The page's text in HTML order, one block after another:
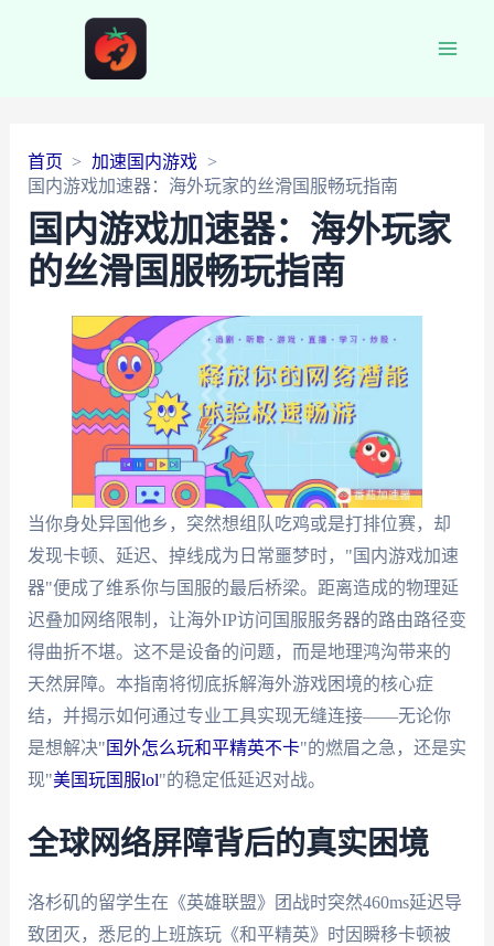
首页
加速国内游戏
国内游戏加速器：海外玩家的丝滑国服畅玩指南
国内游戏加速器：海外玩家
的丝滑国服畅玩指南
当你身处异国他乡，突然想组队吃鸡或是打排位赛，却
发现卡顿、延迟、掉线成为日常噩梦时，"国内游戏加速
器"便成了维系你与国服的最后桥梁。距离造成的物理延
迟叠加网络限制，让海外IP访问国服服务器的路由路径变
得曲折不堪。这不是设备的问题，而是地理鸿沟带来的
天然屏障。本指南将彻底拆解海外游戏困境的核心症
结，并揭示如何通过专业工具实现无缝连接——无论你
是想解决" 国外怎么玩和平精英不卡"的燃眉之急，还是实
现"美国玩国服lol"的稳定低延迟对战。
全球网络屏障背后的真实困境
洛杉矶的留学生在《英雄联盟》团战时突然460ms延迟导
致团灭，悉尼的上班族玩《和平精英》时因瞬移卡顿被